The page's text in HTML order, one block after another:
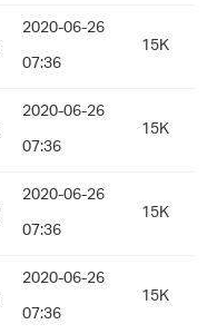
2020-06-26
07:36
15K
2020-06-26
07:36
15K
2020-06-26
07:36
15K
2020-06-26
07:36
15K